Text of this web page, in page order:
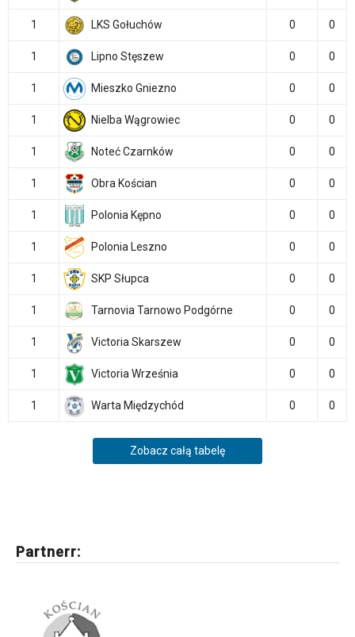
1 LKS Gołuchów 0 0
1 Lipno Stęszew 0 0
1 Mieszko Gniezno 0 0
1 Nielba Wągrowiec 0 0
1 Noteć Czarnków 0 0
1 Obra Kościan 0 0
1 Polonia Kępno 0 0
1 Polonia Leszno 0 0
1 SKP Słupca 0 0
1 Tarnovia Tarnowo Podgórne 0 0
1 Victoria Skarszew 0 0
1 Victoria Września 0 0
1 Warta Międzychód 0 0
Zobacz całą tabelę
Partnerr: